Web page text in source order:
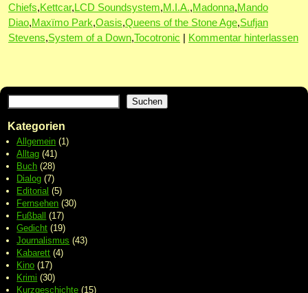
Chiefs,Kettcar,LCD Soundsystem,M.I.A.,Madonna,Mando
Diao,Maxïmo Park,Oasis,Queens of the Stone Age,Sufjan
Stevens,System of a Down,Tocotronic Kommentar hinterlassen
Suchen
Kategorien
Allgemein (1)
Alltag (41)
Buch (28)
Dialog (7)
Editorial (5)
Fernsehen (30)
Fußball (17)
Gedicht (19)
Journalismus (43)
Kabarett (4)
Kino (17)
Krimi (30)
Kurzgeschichte (15)